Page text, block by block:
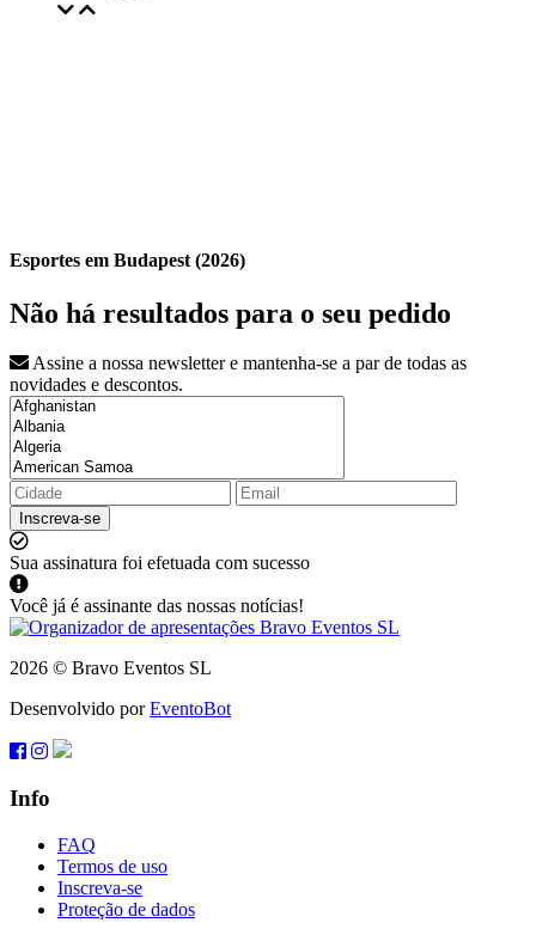
Esportes em Budapest (2026)
Não há resultados para o seu pedido
Assine a nossa newsletter e mantenha-se a par de todas as
novidades e descontos.
Inscreva-se
Sua assinatura foi efetuada com sucesso
Você já é assinante das nossas notícias!
2026 © Bravo Eventos SL
Desenvolvido porEventoBot
Info
FAQ
Termos de uso
Inscreva-se
Proteção de dados